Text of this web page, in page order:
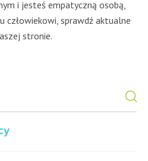
i jesteś empatyczną osobą,
człowiekowi, sprawdź aktualne
stronie.